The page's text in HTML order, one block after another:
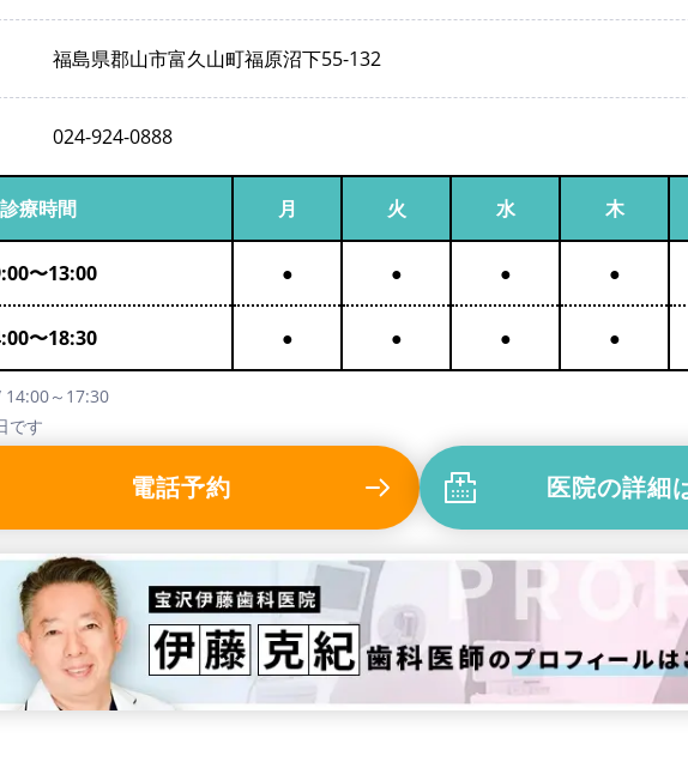
福島県郡山市富久山町福原沼下55-132
024-924-0888
診療時間 月 火 水 木
〜13:00 ● ● ● ●
〜18:30 ● ● ● ●
～17:30
です
電話予約 医院の詳細